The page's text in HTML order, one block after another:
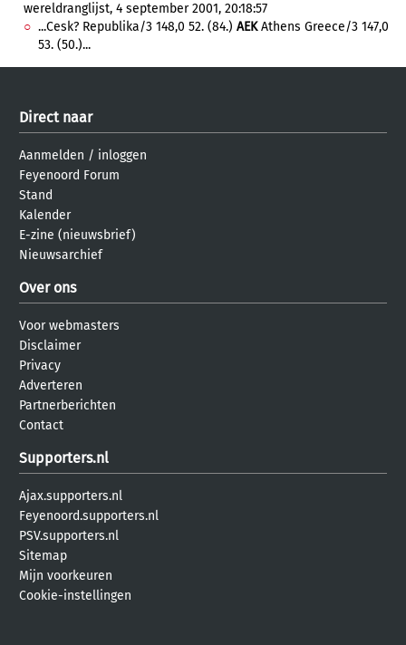
wereldranglijst, 4 september 2001, 20:18:57
...Cesk? Republika/3 148,0 52. (84.) AEKAthens Greece/3 147,0
53. (50.)...
Direct naar
Aanmelden / inloggen
Feyenoord Forum
Stand
Kalender
E-zine (nieuwsbrief)
Nieuwsarchief
Over ons
Voor webmasters
Disclaimer
Privacy
Adverteren
Partnerberichten
Contact
Supporters.nl
Ajax.supporters.nl
Feyenoord.supporters.nl
PSV.supporters.nl
Sitemap
Mijn voorkeuren
Cookie-instellingen